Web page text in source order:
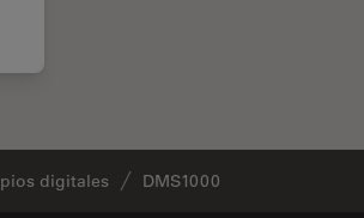
digitales DMS1000